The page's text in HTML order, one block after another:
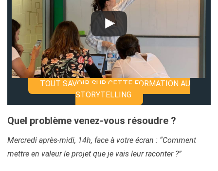
TOUT SAVOIR SUR CETTE FORMATION AU
STORYTELLING
Quel problème venez-vous résoudre ?
Mercredi après-midi, 14h, face à votre écran : “Comment
mettre en valeur le projet que je vais leur raconter ?”